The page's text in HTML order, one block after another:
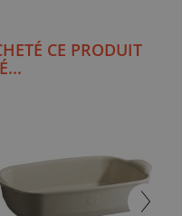
CE PRODUIT